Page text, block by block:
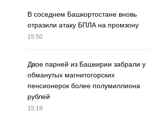
В соседнем Башкортостане вновь
отразили атаку БПЛА на промзону
15:50
Двое парней из Башкирии забрали у
обманутых магнитогорских
пенсионерок более полумиллиона
рублей
15:19